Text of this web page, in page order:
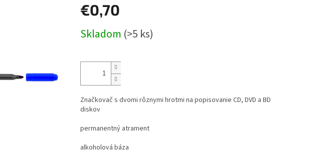
€0,70
cena:
Skladom (>5 ks)
Značkovač s dvomi rôznymi hrotmi na popisovanie CD, DVD a BD
diskov
permanentný atrament
alkoholová báza